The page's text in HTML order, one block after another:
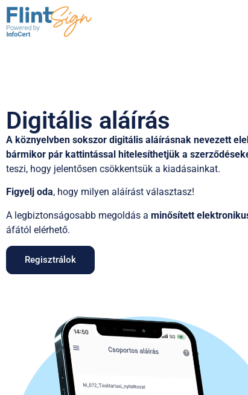
Digitális aláírás
A köznyelvben sokszor digitális aláírásnak nevezett
bármikor pár kattintással hitelesíthetjük a
teszi, hogy jelentősen csökkentsük a kiadásainkat.
Figyelj oda, hogy milyen aláírást választasz!
A legbiztonságosabb megoldás a minősített
áfától elérhető.
Regisztrálok